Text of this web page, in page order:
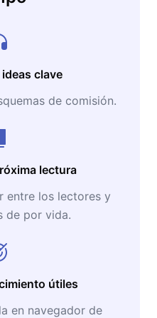
clave
de comisión.
lectura
entre los lectores y
de por vida.
útiles
en navegador de